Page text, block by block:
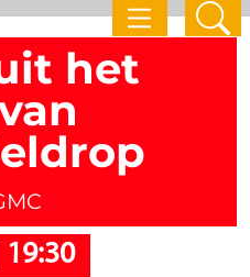
het
19:30